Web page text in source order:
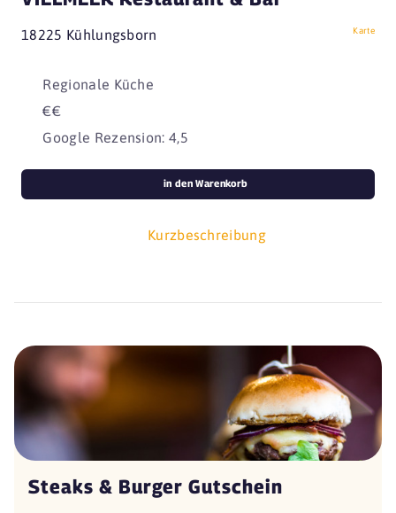
18225 Kühlungsborn Karte
Regionale Küche
€€
Google Rezension: 4,5
Kurzbeschreibung
in den Warenkorb
Steaks & Burger Gutschein